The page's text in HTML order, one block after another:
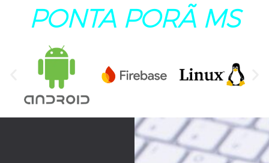
PONTA PORÃ MS